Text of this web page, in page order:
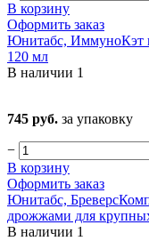
В корзину
Оформить заказ
Юнитабс, ИммуноКэт
120 мл
В наличии 1
745 руб. за упаковку
−
В корзину
Оформить заказ
Юнитабс,
дрожжами для
В наличии 1